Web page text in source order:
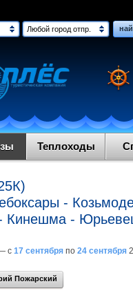
Любой город отпр.
Теплоходы
-
Кинешма -
с 17 сентября по 24 сентября
Пожарский